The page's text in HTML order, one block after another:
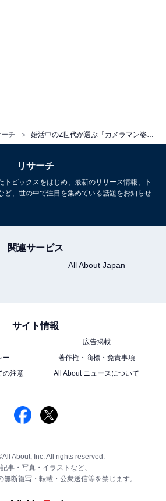
ーチ
リサーチ
トピックスをはじめ、最新のリリース情報、ト
ど、世の中で注目を集めている話題をお知らせ
関連サービス
All About Japan
サイト情報
広告掲載
ー
著作権・商標・免責事項
の注意
All About ニュースについて
About, Inc. All rights reserved.
事・写真・イラストなど、
断複写・転載・公衆送信等を禁じます。